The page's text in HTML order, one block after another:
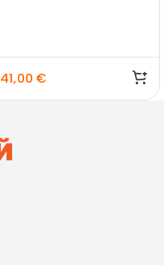
41,00 €